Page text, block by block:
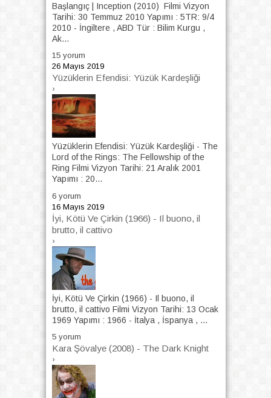
Başlangıç | Inception (2010) Filmi Vizyon
Tarihi: 30 Temmuz 2010 Yapımı : 5TR: 9/4
2010 - İngiltere , ABD Tür : Bilim Kurgu ,
Ak...
15 yorum
26 Mayıs 2019
Yüzüklerin Efendisi: Yüzük Kardeşliği
›
Yüzüklerin Efendisi: Yüzük Kardeşliği - The
Lord of the Rings: The Fellowship of the
Ring Filmi Vizyon Tarihi: 21 Aralık 2001
Yapımı : 20...
6 yorum
16 Mayıs 2019
İyi, Kötü Ve Çirkin (1966) - Il buono, il
brutto, il cattivo
›
İyi, Kötü Ve Çirkin (1966) - Il buono, il
brutto, il cattivo Filmi Vizyon Tarihi: 13 Ocak
1969 Yapımı : 1966 - İtalya , İspanya , ...
5 yorum
Kara Şövalye (2008) - The Dark Knight
›